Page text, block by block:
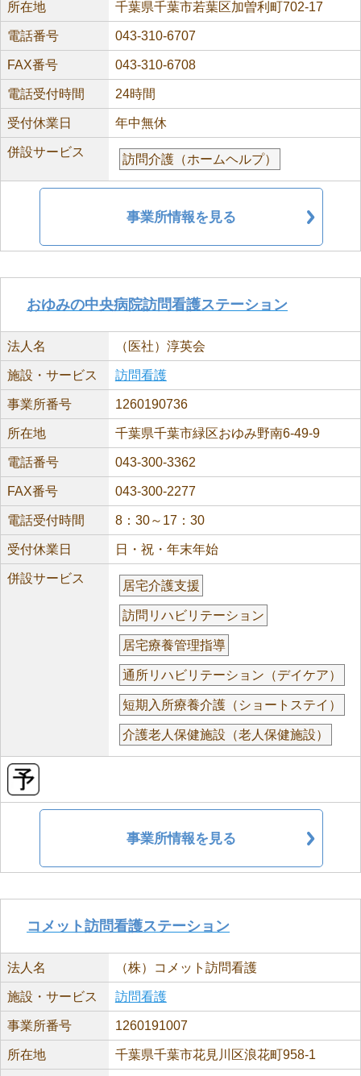
所在地 千葉県千葉市若葉区加曽利町702-17
電話番号 043-310-6707
FAX番号 043-310-6708
電話受付時間 24時間
受付休業日 年中無休
併設サービス
訪問介護（ホームヘルプ）
事業所情報を見る
おゆみの中央病院訪問看護ステーション
法人名 （医社）淳英会
施設・サービス 訪問看護
事業所番号 1260190736
所在地 千葉県千葉市緑区おゆみ野南6-49-9
電話番号 043-300-3362
FAX番号 043-300-2277
電話受付時間 8：30～17：30
受付休業日 日・祝・年末年始
併設サービス
居宅介護支援
訪問リハビリテーション
居宅療養管理指導
通所リハビリテーション（デイケア）
短期入所療養介護（ショートステイ）
介護老人保健施設（老人保健施設）
事業所情報を見る
コメット訪問看護ステーション
法人名 （株）コメット訪問看護
施設・サービス 訪問看護
事業所番号 1260191007
所在地 千葉県千葉市花見川区浪花町958-1